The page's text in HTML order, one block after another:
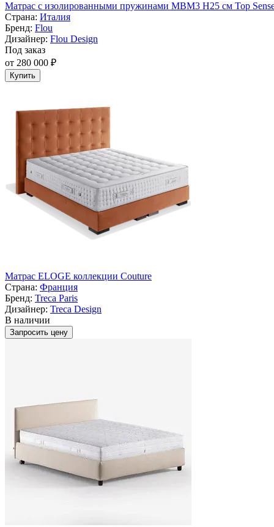
Матрас с изолированными пружинами MBM3 H25 см Top
Страна: Италия
Бренд: Flou
Дизайнер: Flou Design
Под заказ
от 280 000 ₽
Купить
Матрас ELOGE коллекции Couture
Страна: Франция
Бренд: Treca Paris
Дизайнер: Treca Design
В наличии
Запросить цену